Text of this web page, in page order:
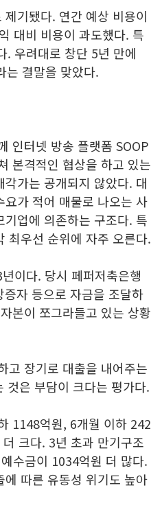
기됐다. 연간 예상 비용이
대비 비용이 과도했다. 특
. 우려대로 창단 5년 만에
는 결말을 맞았다.
인터넷 방송 플랫폼 SOOP
본격적인 협상을 하고 있는
가는 공개되지 않았다. 대
가 적어 매물로 나오는 사
업에 의존하는 구조다. 특
최우선 순위에 자주 오른다.
이다. 당시 페퍼저축은행
자 등으로 자금을 조달하
본이 쪼그라들고 있는 상황
고 장기로 대출을 내어주는
것은 부담이 크다는 평가다.
1148억원, 6개월 이하 242
크다. 3년 초과 만기구조
수금이 1034억원 더 많다.
따른 유동성 위기도 높아